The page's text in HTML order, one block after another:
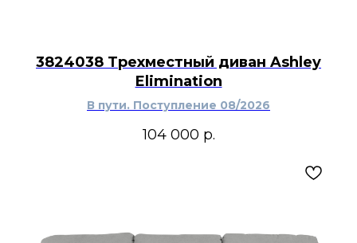
3824038 Трехместный диван Ashley
Elimination
В пути. Поступление 08/2026
104 000 р.